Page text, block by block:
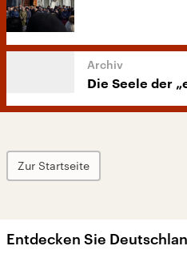
Die Seele der
Zur Startseite
Entdecken Sie